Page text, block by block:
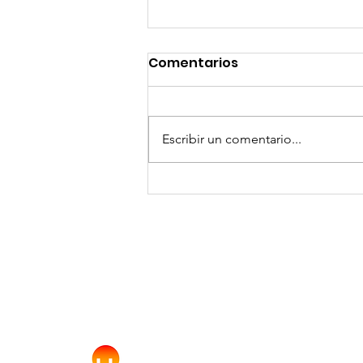
Presentación del
Comentarios
Escribir un comentario...